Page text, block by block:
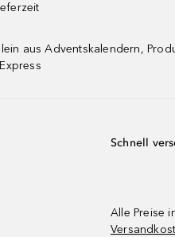
aus Adventskalendern,
Schnell
Alle Preise